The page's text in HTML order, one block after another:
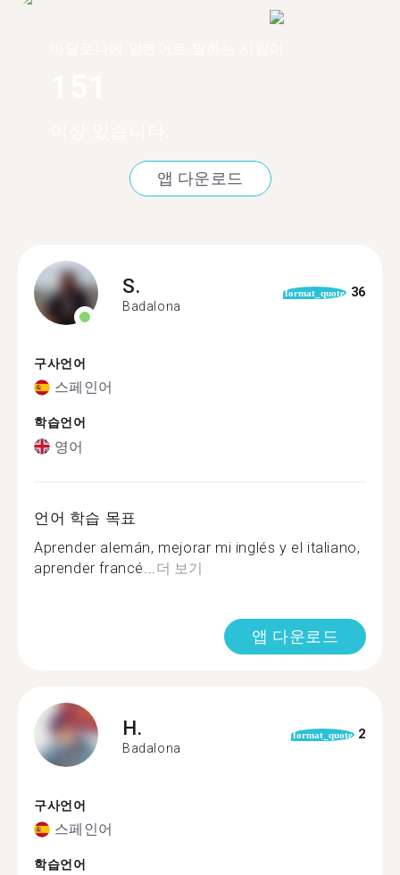
앱 다운로드
S.
Badalona
format_quote 36
구사언어
스페인어
학습언어
영어
언어 학습 목표
Aprender alemán, mejorar mi inglés y el italiano,
aprender francé... 더 보기
앱 다운로드
H.
Badalona
format_quote 2
구사언어
스페인어
학습언어